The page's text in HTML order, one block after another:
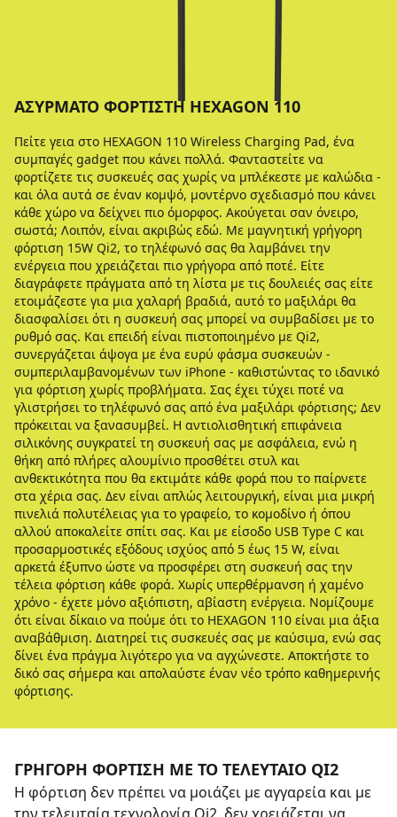
ΑΣΎΡΜΑΤΟ ΦΟΡΤΙΣΤΉ HEXAGON 110
Πείτε γεια στο HEXAGON 110 Wireless Charging Pad, ένα
συμπαγές gadget που κάνει πολλά. Φανταστείτε να
φορτίζετε τις συσκευές σας χωρίς να μπλέκεστε με καλώδια -
και όλα αυτά σε έναν κομψό, μοντέρνο σχεδιασμό που κάνει
κάθε χώρο να δείχνει πιο όμορφος. Ακούγεται σαν όνειρο,
σωστά; Λοιπόν, είναι ακριβώς εδώ. Με μαγνητική γρήγορη
φόρτιση 15W Qi2, το τηλέφωνό σας θα λαμβάνει την
ενέργεια που χρειάζεται πιο γρήγορα από ποτέ. Είτε
διαγράφετε πράγματα από τη λίστα με τις δουλειές σας είτε
ετοιμάζεστε για μια χαλαρή βραδιά, αυτό το μαξιλάρι θα
διασφαλίσει ότι η συσκευή σας μπορεί να συμβαδίσει με το
ρυθμό σας. Και επειδή είναι πιστοποιημένο με Qi2,
συνεργάζεται άψογα με ένα ευρύ φάσμα συσκευών -
συμπεριλαμβανομένων των iPhone - καθιστώντας το ιδανικό
για φόρτιση χωρίς προβλήματα. Σας έχει τύχει ποτέ να
γλιστρήσει το τηλέφωνό σας από ένα μαξιλάρι φόρτισης; Δεν
πρόκειται να ξανασυμβεί. Η αντιολισθητική επιφάνεια
σιλικόνης συγκρατεί τη συσκευή σας με ασφάλεια, ενώ η
θήκη από πλήρες αλουμίνιο προσθέτει στυλ και
ανθεκτικότητα που θα εκτιμάτε κάθε φορά που το παίρνετε
στα χέρια σας. Δεν είναι απλώς λειτουργική, είναι μια μικρή
πινελιά πολυτέλειας για το γραφείο, το κομοδίνο ή όπου
αλλού αποκαλείτε σπίτι σας. Και με είσοδο USB Type C και
προσαρμοστικές εξόδους ισχύος από 5 έως 15 W, είναι
αρκετά έξυπνο ώστε να προσφέρει στη συσκευή σας την
τέλεια φόρτιση κάθε φορά. Χωρίς υπερθέρμανση ή χαμένο
χρόνο - έχετε μόνο αξιόπιστη, αβίαστη ενέργεια. Νομίζουμε
ότι είναι δίκαιο να πούμε ότι το HEXAGON 110 είναι μια άξια
αναβάθμιση. Διατηρεί τις συσκευές σας με καύσιμα, ενώ σας
δίνει ένα πράγμα λιγότερο για να αγχώνεστε. Αποκτήστε το
δικό σας σήμερα και απολαύστε έναν νέο τρόπο καθημερινής
φόρτισης.
ΓΡΉΓΟΡΗ ΦΌΡΤΙΣΗ ΜΕ ΤΟ ΤΕΛΕΥΤΑΊΟ QI2
Η φόρτιση δεν πρέπει να μοιάζει με αγγαρεία και με